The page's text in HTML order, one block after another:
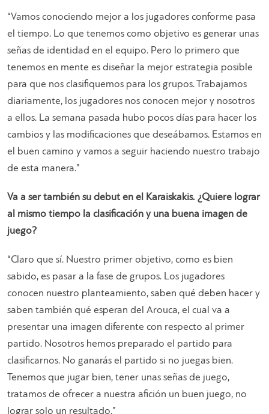
“Vamos conociendo mejor a los jugadores conforme pasa
el tiempo. Lo que tenemos como objetivo es generar unas
señas de identidad en el equipo. Pero lo primero que
tenemos en mente es diseñar la mejor estrategia posible
para que nos clasifiquemos para los grupos. Trabajamos
diariamente, los jugadores nos conocen mejor y nosotros
a ellos. La semana pasada hubo pocos días para hacer los
cambios y las modificaciones que deseábamos. Estamos en
el buen camino y vamos a seguir haciendo nuestro trabajo
de esta manera.”
Va a ser también su debut en el Karaiskakis. ¿Quiere lograr
al mismo tiempo la clasificación y una buena imagen de
juego?
“Claro que sí. Nuestro primer objetivo, como es bien
sabido, es pasar a la fase de grupos. Los jugadores
conocen nuestro planteamiento, saben qué deben hacer y
saben también qué esperan del Arouca, el cual va a
presentar una imagen diferente con respecto al primer
partido. Nosotros hemos preparado el partido para
clasificarnos. No ganarás el partido si no juegas bien.
Tenemos que jugar bien, tener unas señas de juego,
tratamos de ofrecer a nuestra afición un buen juego, no
lograr solo un resultado.”